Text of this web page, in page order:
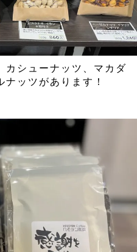
カシューナッツ、マカダ
ナッツがあります！